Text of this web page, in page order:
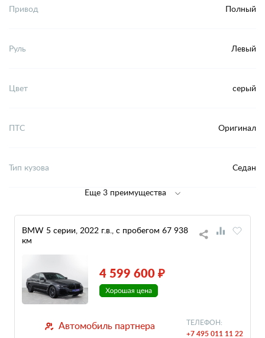
Привод Полный
Руль Левый
Цвет серый
ПТС Оригинал
Тип кузова Седан
Еще 3 преимущества
BMW 5 серии, 2022 г.в., с пробегом 67 938
км
4 599 600 ₽
Автомобиль партнера ТЕЛЕФОН:
+7 495 011 11 22